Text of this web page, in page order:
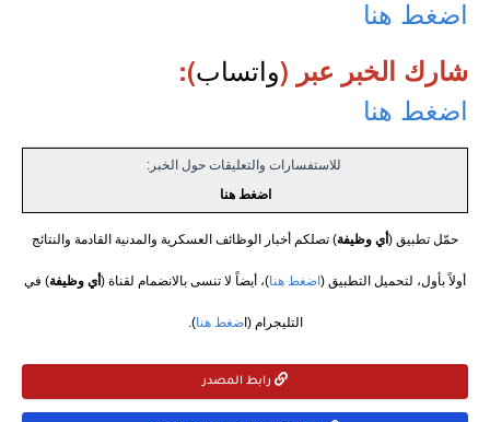
اضغط هنا
شارك الخبر عبر (واتساب):
اضغط هنا
للاستفسارات والتعليقات حول الخبر:
اضغط هنا
حمّل تطبيق ( أي وظيفة) تصلكم أخبار الوظائف العسكرية والمدنية القادمة والنتائج
أولاً بأول، لتحميل التطبيق ( اضغط هنا)، أيضاً لا تنسى بالانضمام لقناة ( أي وظيفة) في
التليجرام (اضغط هنا).
رابط المصدر